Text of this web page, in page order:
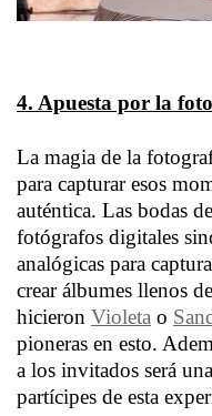
4. Apuesta por la
La magia de la
para capturar esos
auténtica. Las bodas
fotógrafos digitales
analógicas para
crear álbumes llenos
hicieron Violeta o
pioneras en esto.
a los invitados será
partícipes de esta